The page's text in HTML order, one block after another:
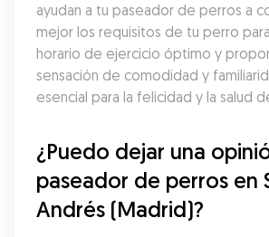
ayudan a tu paseador de perros a
mejor los requisitos de tu perro
horario de ejercicio óptimo y
sensación de comodidad y
esencial para la felicidad y la salud
¿Puedo dejar una
paseador de perros en
Andrés (Madrid)?